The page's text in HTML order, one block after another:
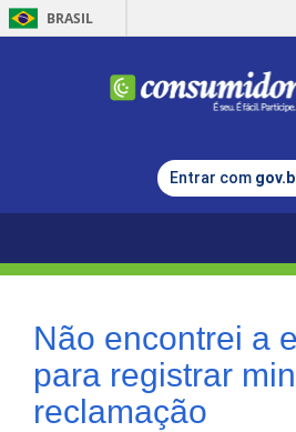
BRASIL
Entrar com
Não encontrei a
para registrar
reclamação